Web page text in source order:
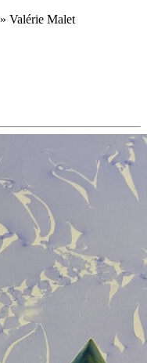
» Valérie Malet